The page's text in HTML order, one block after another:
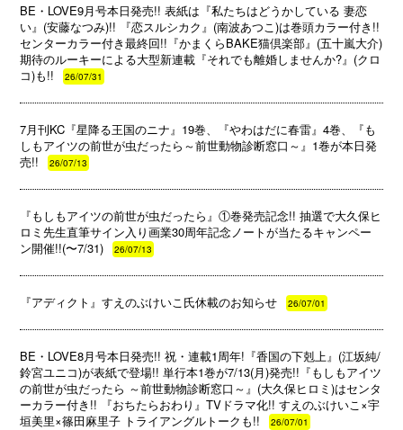
BE・LOVE9月号本日発売!! 表紙は『私たちはどうかしている 妻恋
い』(安藤なつみ)!! 『恋スルシカク』(南波あつこ)は巻頭カラー付き!!
センターカラー付き最終回!!『かまくらBAKE猫倶楽部』(五十嵐大介)
期待のルーキーによる大型新連載『それでも離婚しませんか?』(クロ
コ)も!!
26/07/31
7月刊KC『星降る王国のニナ』19巻、『やわはだに春雷』4巻、『も
しもアイツの前世が虫だったら～前世動物診断窓口～』1巻が本日発
売!!
26/07/13
『もしもアイツの前世が虫だったら』①巻発売記念!! 抽選で大久保ヒ
ロミ先生直筆サイン入り画業30周年記念ノートが当たるキャンペー
ン開催!!(〜7/31)
26/07/13
『アディクト』すえのぶけいこ氏休載のお知らせ 26/07/01
BE・LOVE8月号本日発売!! 祝・連載1周年!『香国の下剋上』(江坂純/
鈴宮ユニコ)が表紙で登場!! 単行本1巻が7/13(月)発売!!『もしもアイツ
の前世が虫だったら ～前世動物診断窓口～』(大久保ヒロミ)はセンタ
ーカラー付き!! 『おちたらおわり』TVドラマ化!! すえのぶけいこ×宇
垣美里×篠田麻里子 トライアングルトークも!!
26/07/01